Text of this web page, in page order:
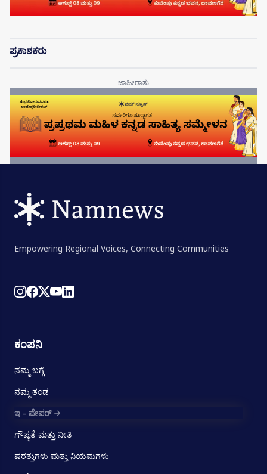
ಪ್ರಕಾಶಕರು
Empowering Regional Voices, Connecting Communities
ಕಂಪನಿ
ನಮ್ಮ ಬಗ್ಗೆ
ನಮ್ಮ ತಂಡ
ಇ - ಪೇಪರ್
ಗೌಪ್ಯತೆ ಮತ್ತು ನೀತಿ
ಷರತ್ತುಗಳು ಮತ್ತು ನಿಯಮಗಳು